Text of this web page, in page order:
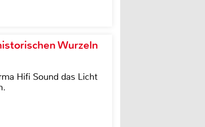
Wurzeln
Hifi Sound das Licht